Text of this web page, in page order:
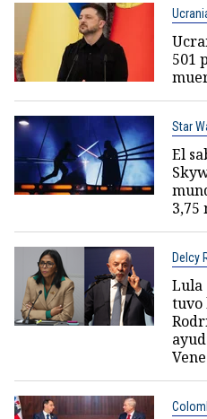
501
Star
El
3,75
Delcy
Lula
tuvo